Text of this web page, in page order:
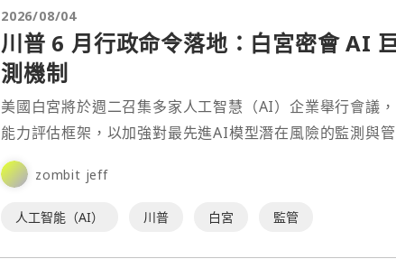
2026/08/04
川普 6 月行政命令落地：白宮密會 AI
測機制
美國白宮將於週二召集多家人工智慧（AI）企業舉行會議
能力評估框架，以加強對最先進AI模型潛在風險的監測與
zombit jeff
人工智能（AI） 川普 白宮 監管